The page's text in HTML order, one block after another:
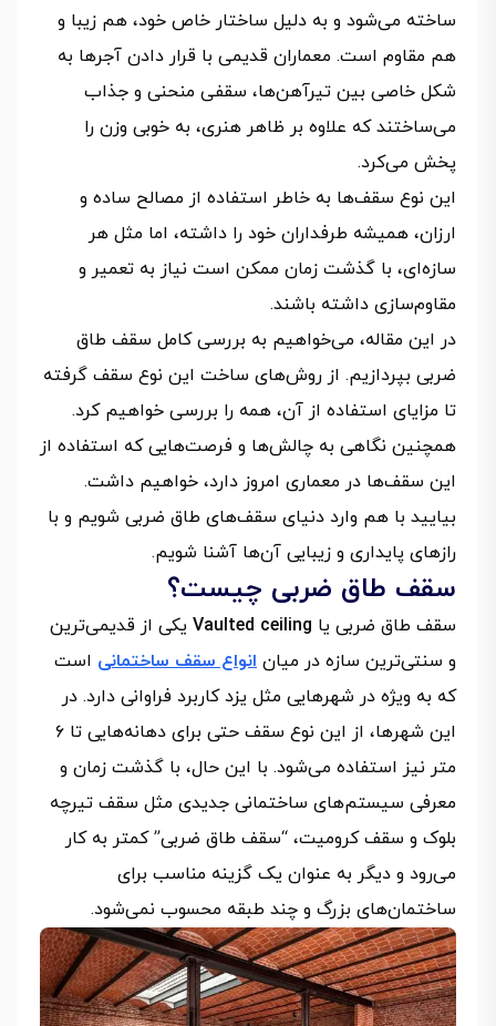
ساخته می‌شود و به دلیل ساختار خاص خود، هم زیبا و
هم مقاوم است. معماران قدیمی با قرار دادن آجرها به
شکل خاصی بین تیرآهن‌ها، سقفی منحنی و جذاب
می‌ساختند که علاوه بر ظاهر هنری، به خوبی وزن را
پخش می‌کرد.
این نوع سقف‌ها به خاطر استفاده از مصالح ساده و
ارزان، همیشه طرفداران خود را داشته، اما مثل هر
سازه‌ای، با گذشت زمان ممکن است نیاز به تعمیر و
مقاوم‌سازی داشته باشند.
در این مقاله، می‌خواهیم به بررسی کامل سقف طاق
ضربی بپردازیم. از روش‌های ساخت این نوع سقف گرفته
تا مزایای استفاده از آن، همه را بررسی خواهیم کرد.
همچنین نگاهی به چالش‌ها و فرصت‌هایی که استفاده از
این سقف‌ها در معماری امروز دارد، خواهیم داشت.
بیایید با هم وارد دنیای سقف‌های طاق ضربی شویم و با
رازهای پایداری و زیبایی آن‌ها آشنا شویم.
سقف طاق ضربی چیست؟
سقف طاق ضربی یا Vaulted ceiling یکی از قدیمی‌ترین
و سنتی‌ترین سازه در میان انواع سقف ساختمانی است
که به ویژه در شهرهایی مثل یزد کاربرد فراوانی دارد. در
این شهرها، از این نوع سقف حتی برای دهانه‌هایی تا ۶
متر نیز استفاده می‌شود. با این حال، با گذشت زمان و
معرفی سیستم‌های ساختمانی جدیدی مثل سقف تیرچه
بلوک و سقف کرومیت، “سقف طاق ضربی” کمتر به کار
می‌رود و دیگر به عنوان یک گزینه مناسب برای
ساختمان‌های بزرگ و چند طبقه محسوب نمی‌شود.